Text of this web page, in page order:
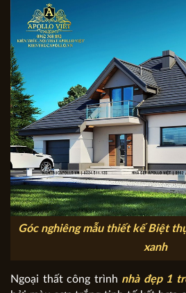
Góc nghiêng mẫu thiết kế Biệt
xanh
Ngoại thất công trình nhà đẹp 1